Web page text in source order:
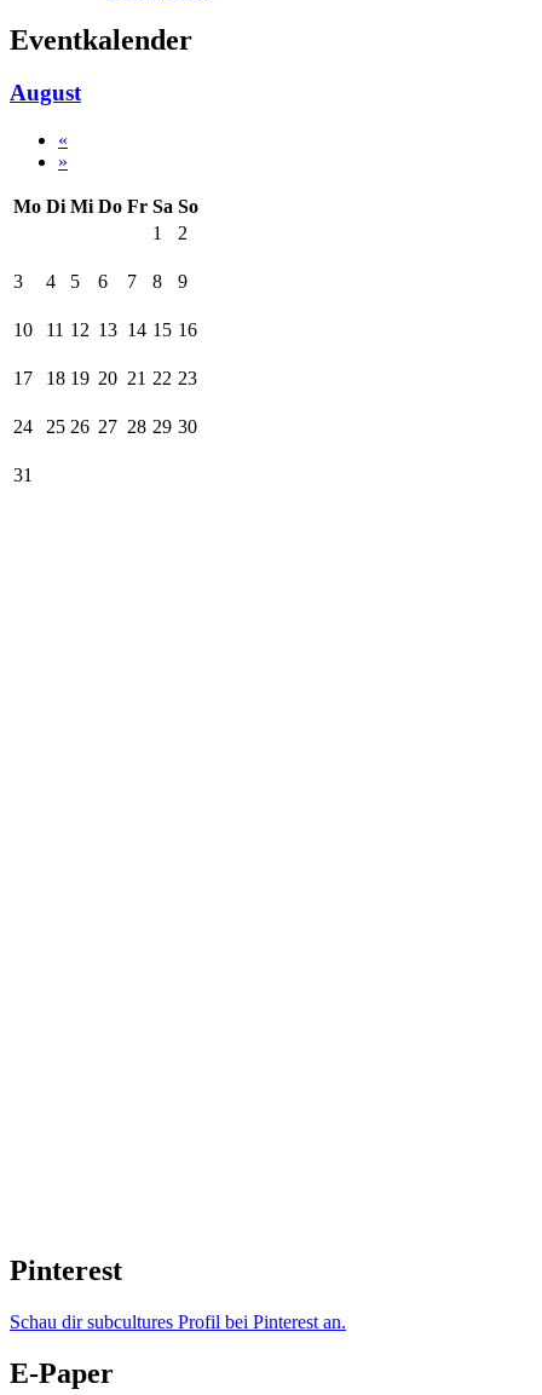
Eventkalender
August
«
»
Mo Di Mi Do Fr Sa So
1
2
3 4 5 6 7 8 9
10 11 12 13 14 15 16
17 18 19 20 21 22 23
24 25 26 27 28 29 30
31
Pinterest
Schau dir subcultures Profil bei Pinterest an.
E-Paper